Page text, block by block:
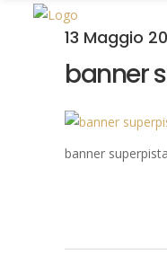
13 Maggio
banner
banner